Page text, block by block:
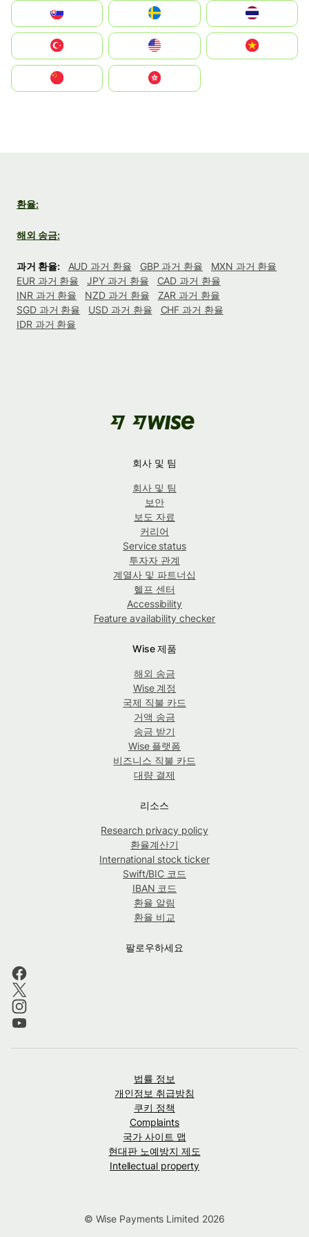
United States
中國香港特別行政區
환율:
해외 송금:
과거 환율: AUD 과거 환율 GBP 과거 환율
MXN 과거 환율
EUR 과거 환율
JPY 과거 환율
CAD 과거 환율
INR 과거 환율
NZD 과거 환율
ZAR 과거 환율
SGD 과거 환율
USD 과거 환율
CHF 과거 환율
IDR 과거 환율
회사 및 팀
회사 및 팀
보안
보도 자료
커리어
Service status
투자자 관계
계열사 및 파트너십
헬프 센터
Accessibility
Feature availability checker
Wise 제품
해외 송금
Wise 계정
국제 직불 카드
거액 송금
송금 받기
Wise 플랫폼
비즈니스 직불 카드
대량 결제
리소스
Research privacy policy
환율계산기
International stock ticker
Swift/BIC 코드
IBAN 코드
환율 알림
환율 비교
팔로우하세요
법률 정보
개인정보 취급방침
쿠키 정책
Complaints
국가 사이트 맵
현대판 노예방지 제도
Intellectual property
© Wise Payments Limited 2026